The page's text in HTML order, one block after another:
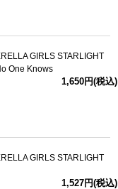
GIRLS STARLIGHT
One Knows
1,650円(税込)
GIRLS STARLIGHT
1,527円(税込)